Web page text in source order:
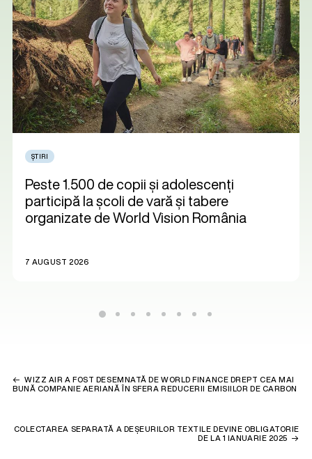
ȘTIRI
Peste 1.500 de copii și adolescenți
participă la școli de vară și tabere
organizate de World Vision România
7 AUGUST 2026
WIZZ AIR A FOST DESEMNATĂ DE WORLD FINANCE DREPT CEA MAI
BUNĂ COMPANIE AERIANĂ ÎN SFERA REDUCERII EMISIILOR DE CARBON
COLECTAREA SEPARATĂ A DEȘEURILOR TEXTILE DEVINE OBLIGATORIE
DE LA 1 IANUARIE 2025